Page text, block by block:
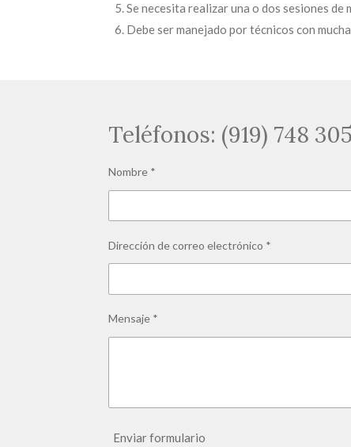
Se necesita realizar una o dos sesiones de
Debe ser manejado por técnicos con
Teléfonos: (919) 748
Nombre *
Dirección de correo electrónico *
Mensaje *
Enviar formulario